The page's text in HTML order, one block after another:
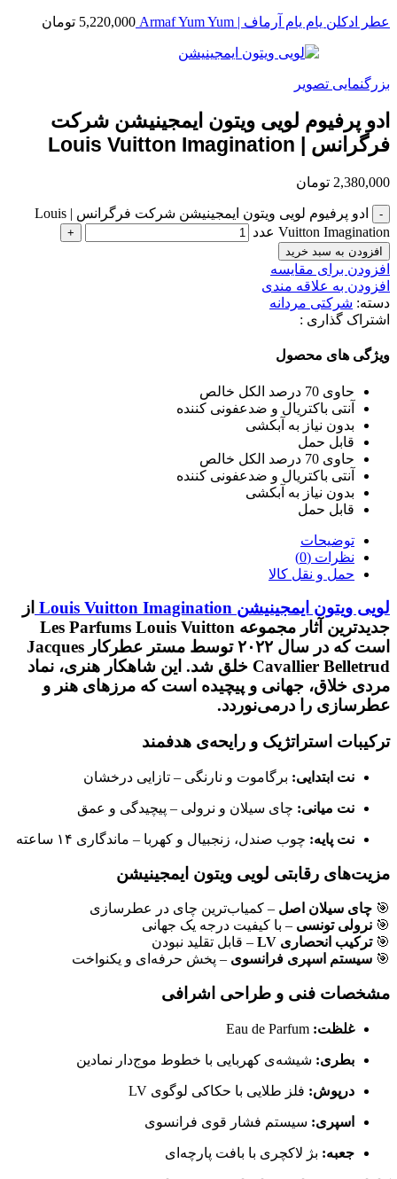
عطر ادکلن یام یام آرماف | Armaf Yum Yum 5,220,000 تومان
بزرگنمایی تصویر
ادو پرفیوم لویی ویتون ایمجینیشن شرکت
فرگرانس | Louis Vuitton Imagination
2,380,000 تومان
ادو پرفیوم لویی ویتون ایمجینیشن شرکت فرگرانس | Louis
Vuitton Imagination عدد
افزودن به سبد خرید
افزودن برای مقایسه
افزودن به علاقه مندی
دسته: شرکتی مردانه
اشتراک گذاری :
ویژگی های محصول
حاوی 70 درصد الکل خالص
آنتی باکتریال و ضدعفونی کننده
بدون نیاز به آبکشی
قابل حمل
حاوی 70 درصد الکل خالص
آنتی باکتریال و ضدعفونی کننده
بدون نیاز به آبکشی
قابل حمل
توضیحات
نظرات (0)
حمل و نقل کالا
لویی ویتون ایمجینیشن Louis Vuitton Imagination از
جدیدترین آثار مجموعه Les Parfums Louis Vuitton
است که در سال ۲۰۲۲ توسط
مستر عطرکار Jacques
Cavallier Belletrud خلق شد. این شاهکار هنری، نماد
مردی خلاق، جهانی و پیچیده است که مرزهای هنر و
عطرسازی را درمی‌نوردد.
ترکیبات استراتژیک و رایحه‌ی هدفمند
نت ابتدایی: برگاموت و نارنگی – تازایی درخشان
نت میانی: چای سیلان و نرولی – پیچیدگی و عمق
نت پایه: چوب صندل، زنجبیال و کهربا – ماندگاری ۱۴ ساعته
مزیت‌های رقابتی لویی ویتون ایمجینیشن
🎯 چای سیلان اصل – کمیاب‌ترین چای در عطرسازی
🎯 نرولی تونسی – با کیفیت درجه یک جهانی
🎯ترکیب انحصاری LV
– قابل تقلید نبودن
🎯 سیستم اسپری فرانسوی – پخش حرفه‌ای و یکنواخت
مشخصات فنی و طراحی اشرافی
غلظت:
بطری: شیشه‌ی کهربایی با خطوط موج‌دار نمادین
درپوش: فلز طلایی با حکاکی لوگوی LV
اسپری: سیستم فشار قوی فرانسوی
جعبه: بژ لاکچری با بافت پارچه‌ای